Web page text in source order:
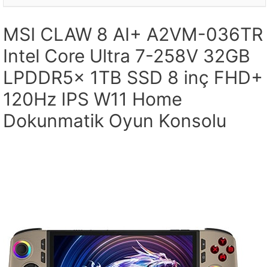
MSI CLAW 8 AI+ A2VM-036TR
Intel Core Ultra 7-258V 32GB
LPDDR5x 1TB SSD 8 inç FHD+
120Hz IPS W11 Home
Dokunmatik Oyun Konsolu